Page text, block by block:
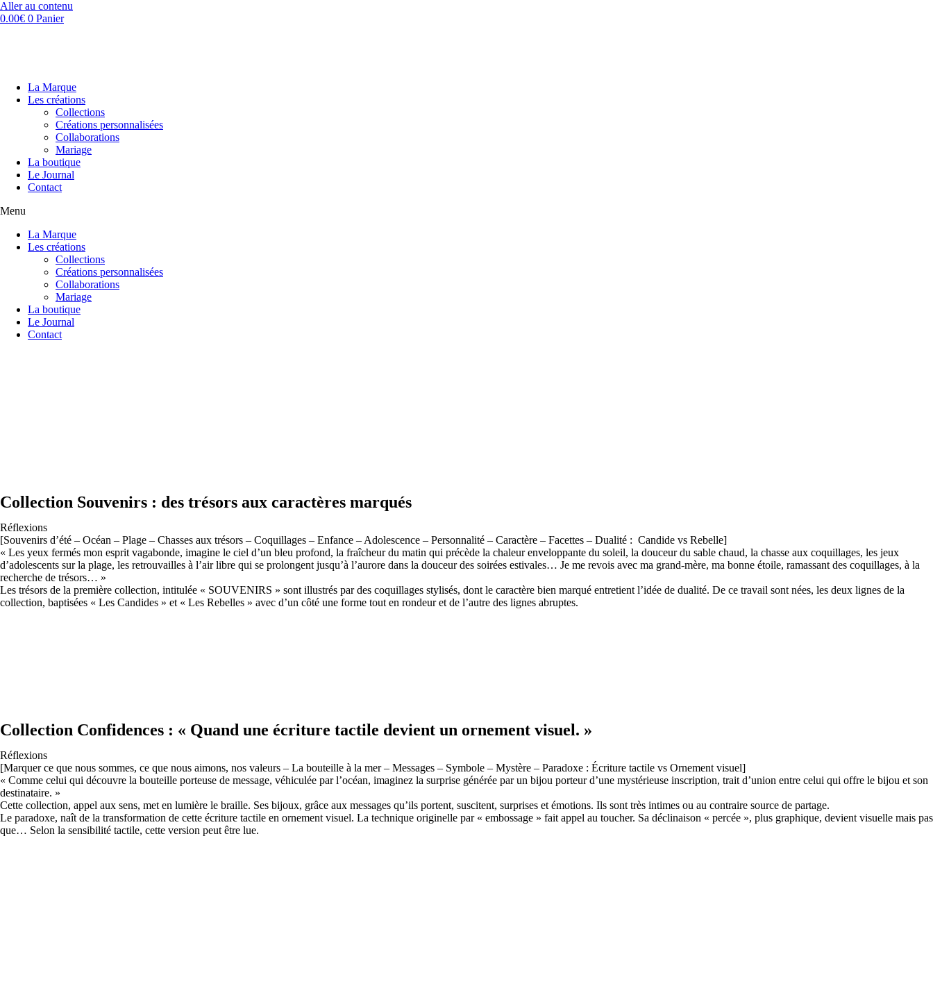
Aller au contenu
0.00€ 0 Panier
La Marque
Les créations
Collections
Créations personnalisées
Collaborations
Mariage
La boutique
Le Journal
Contact
Menu
La Marque
Les créations
Collections
Créations personnalisées
Collaborations
Mariage
La boutique
Le Journal
Contact
Collection Souvenirs : des trésors aux caractères marqués
Réflexions
[Souvenirs d’été – Océan – Plage – Chasses aux trésors – Coquillages – Enfance – Adolescence – Personnalité – Caractère – Facettes – Dualité : Candide vs Rebelle]
« Les yeux fermés mon esprit vagabonde, imagine le ciel d’un bleu profond, la fraîcheur du matin qui précède la chaleur enveloppante du soleil, la douceur du sable chaud, la chasse aux coquillages, les jeux
d’adolescents sur la plage, les retrouvailles à l’air libre qui se prolongent jusqu’à l’aurore dans la douceur des soirées estivales… Je me revois avec ma grand-mère, ma bonne étoile, ramassant des coquillages, à la
recherche de trésors… »
Les trésors de la première collection, intitulée « SOUVENIRS » sont illustrés par des coquillages stylisés, dont le caractère bien marqué entretient l’idée de dualité. De ce travail sont nées, les deux lignes de la
collection, baptisées « Les Candides » et « Les Rebelles » avec d’un côté une forme tout en rondeur et de l’autre des lignes abruptes.
Collection Confidences : « Quand une écriture tactile devient un ornement visuel. »
Réflexions
[Marquer ce que nous sommes, ce que nous aimons, nos valeurs – La bouteille à la mer – Messages – Symbole – Mystère – Paradoxe : Écriture tactile vs Ornement visuel]
« Comme celui qui découvre la bouteille porteuse de message, véhiculée par l’océan, imaginez la surprise générée par un bijou porteur d’une mystérieuse inscription, trait d’union entre celui qui offre le bijou et son
destinataire. »
Cette collection, appel aux sens, met en lumière le braille. Ses bijoux, grâce aux messages qu’ils portent, suscitent, surprises et émotions. Ils sont très intimes ou au contraire source de partage.
Le paradoxe, naît de la transformation de cette écriture tactile en ornement visuel. La technique originelle par « embossage » fait appel au toucher. Sa déclinaison « percée », plus graphique, devient visuelle mais pas
que… Selon la sensibilité tactile, cette version peut être lue.